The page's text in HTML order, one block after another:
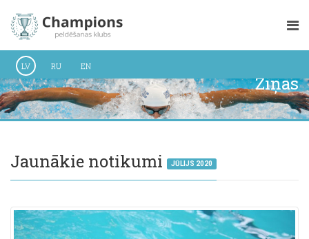
LV RU EN
Ziņas
Jaunākie notikumi JŪLIJS 2020